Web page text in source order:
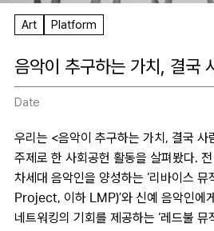
Art Platform
음악이 추구하는 가치, 결국
Date
우리는 <음악이 추구하는 가치, 결국 사
주제로 한 사회공헌 활동을 살펴봤다.
차세대 음악인을 양성하는 ‘리바이스
Project, 이하 LMP)’와 신예 음악인에
네트워킹의 기회를 제공하는 ‘레드불 뮤